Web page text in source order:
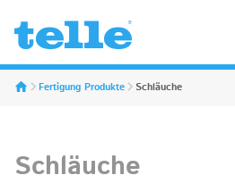
Erwin
Fertigung Produkte Schläuche
Schläuche